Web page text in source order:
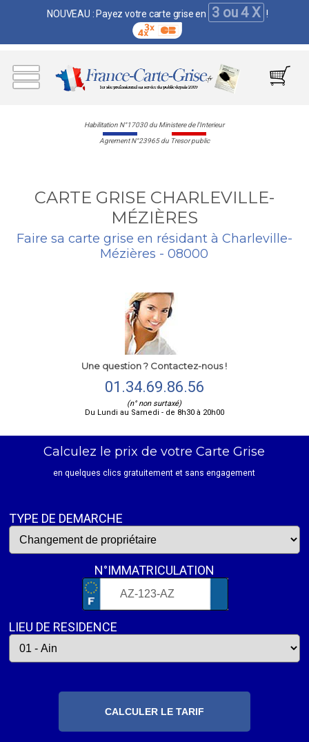
NOUVEAU : Payez votre carte grise en 3 ou 4 X !
Habilitation N°17030 du Ministere de l'Interieur
Agrement N°23965 du Tresor public
CARTE GRISE CHARLEVILLE-
MÉZIÈRES
Faire sa carte grise en résidant à Charleville-
Mézières - 08000
Une question ? Contactez-nous !
01.34.69.86.56
(n° non surtaxé)
Du Lundi au Samedi - de 8h30 à 20h00
Calculez le prix de votre Carte Grise
en quelques clics gratuitement et sans engagement
TYPE DE DEMARCHE
N°IMMATRICULATION
LIEU DE RESIDENCE